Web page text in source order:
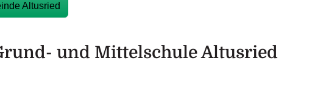
Altusried
und Mittelschule Altusried